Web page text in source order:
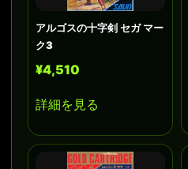
アルゴスの十字剣 セガ マー
ク3
¥4,510
詳細を見る